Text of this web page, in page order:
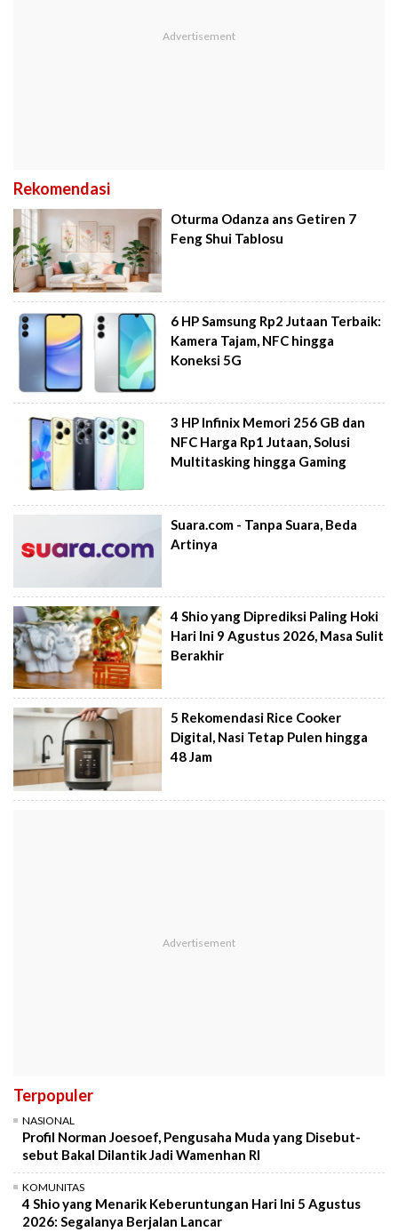
Rekomendasi
Oturma Odanza ans Getiren 7
Feng Shui Tablosu
6 HP Samsung Rp2 Jutaan Terbaik:
Kamera Tajam, NFC hingga
Koneksi 5G
3 HP Infinix Memori 256 GB dan
NFC Harga Rp1 Jutaan, Solusi
Multitasking hingga Gaming
Suara.com - Tanpa Suara, Beda
Artinya
4 Shio yang Diprediksi Paling Hoki
Hari Ini 9 Agustus 2026, Masa Sulit
Berakhir
5 Rekomendasi Rice Cooker
Digital, Nasi Tetap Pulen hingga
48 Jam
Terpopuler
NASIONAL
Profil Norman Joesoef, Pengusaha Muda yang Disebut-
sebut Bakal Dilantik Jadi Wamenhan RI
KOMUNITAS
4 Shio yang Menarik Keberuntungan Hari Ini 5 Agustus
2026: Segalanya Berjalan Lancar